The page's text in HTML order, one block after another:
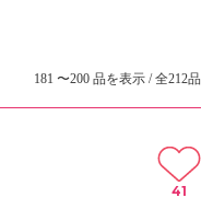
181 〜200 品を表示 / 全212品
41